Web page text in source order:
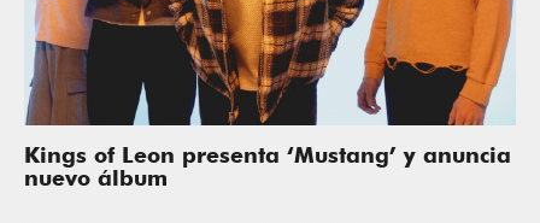
Kings of Leon presenta ‘Mustang’ y anuncia
nuevo álbum